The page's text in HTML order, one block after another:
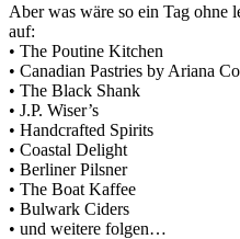
Aber was wäre so ein Tag ohne
auf:
• The Poutine Kitchen
• Canadian Pastries by Ariana
• The Black Shank
• J.P. Wiser’s
• Handcrafted Spirits
• Coastal Delight
• Berliner Pilsner
• The Boat Kaffee
• Bulwark Ciders
• und weitere folgen…